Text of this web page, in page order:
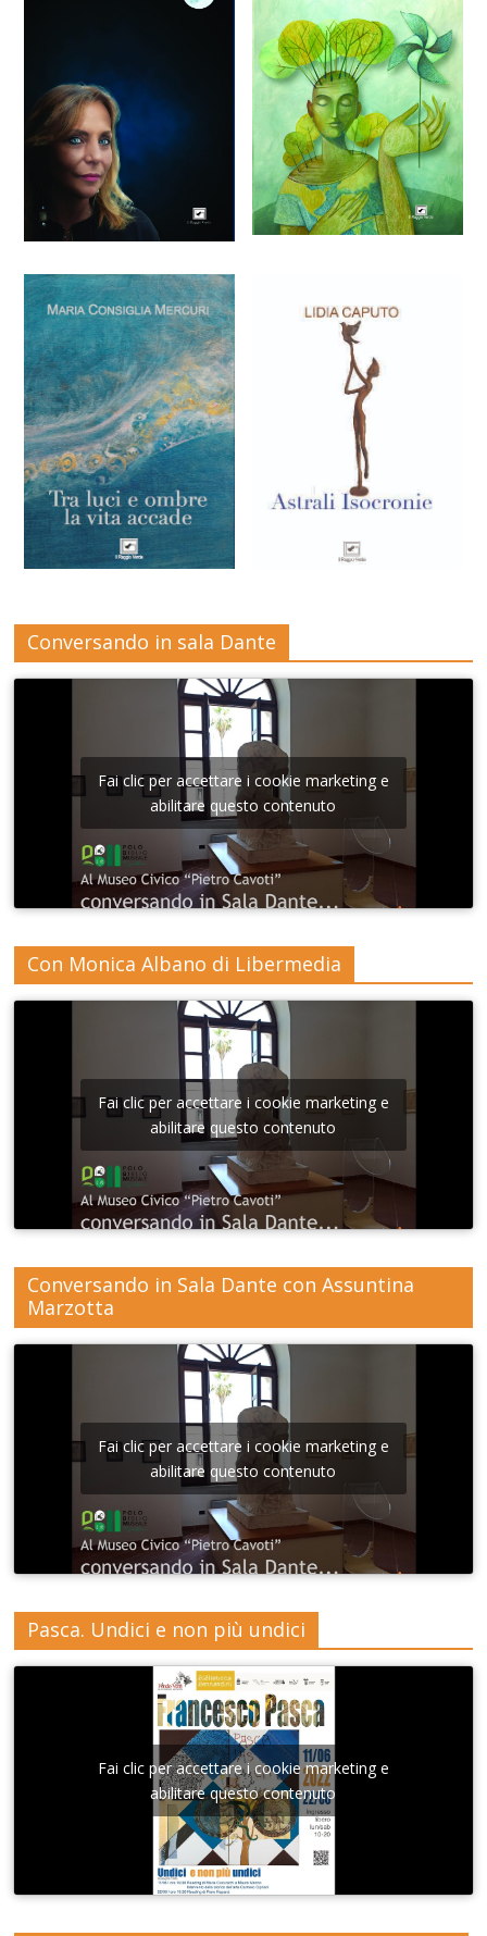
Conversando in sala Dante
Fai clic per accettare i cookie marketing e
abilitare questo contenuto
Con Monica Albano di Libermedia
Fai clic per accettare i cookie marketing e
abilitare questo contenuto
Conversando in Sala Dante con Assuntina
Marzotta
Fai clic per accettare i cookie marketing e
abilitare questo contenuto
Pasca. Undici e non più undici
Fai clic per accettare i cookie marketing e
abilitare questo contenuto